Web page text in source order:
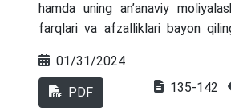
hamda uning an’anaviy
farqlari va afzalliklari bayon
ishlarni o’rganish va tahlil qilish
tajribalar o‘rganilib, loyihalarni
01/31/2024
PDF 135-142